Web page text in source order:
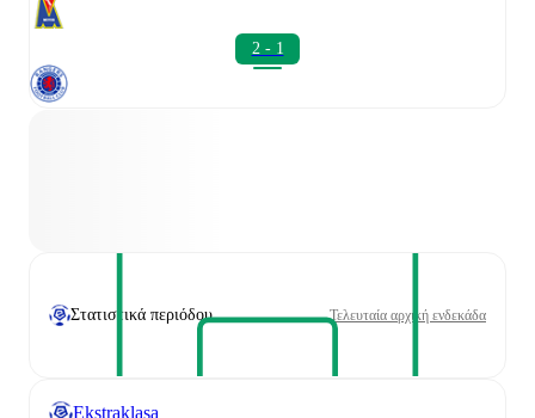
2 - 1
Στατιστικά περιόδου Τελευταία αρχική ενδεκάδα
Ekstraklasa